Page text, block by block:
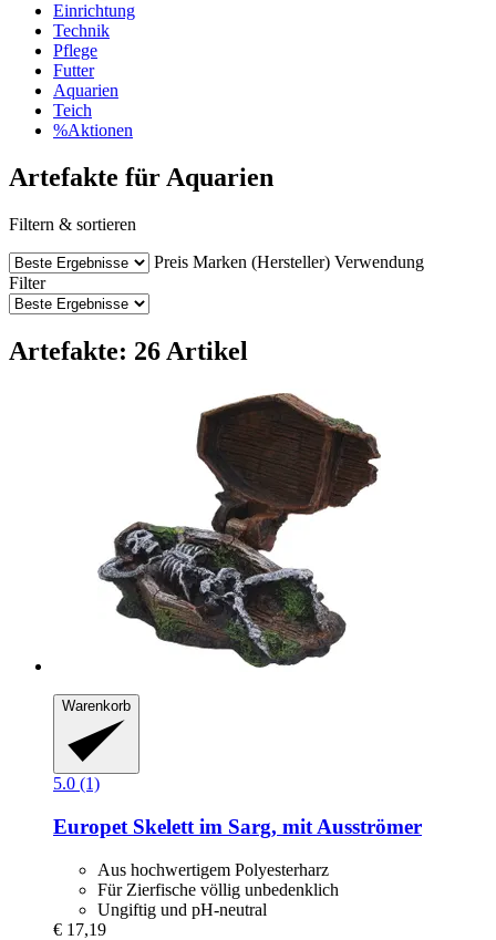
Einrichtung
Technik
Pflege
Futter
Aquarien
Teich
%Aktionen
Artefakte für Aquarien
Filtern & sortieren
Preis Marken (Hersteller) Verwendung
Filter
Artefakte: 26 Artikel
Warenkorb
5.0 (1)
Europet Skelett im Sarg, mit Ausströmer
Aus hochwertigem Polyesterharz
Für Zierfische völlig unbedenklich
Ungiftig und pH-neutral
€ 17,19